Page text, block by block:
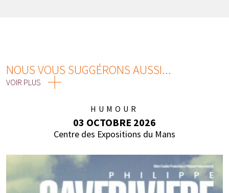
NOUS VOUS SUGGÉRONS AUSSI...
VOIR PLUS
HUMOUR
03 OCTOBRE 2026
Centre des Expositions du Mans